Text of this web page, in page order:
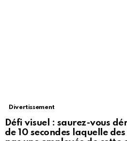
Divertissement
Défi visuel : saurez-vous
de 10 secondes laquelle des